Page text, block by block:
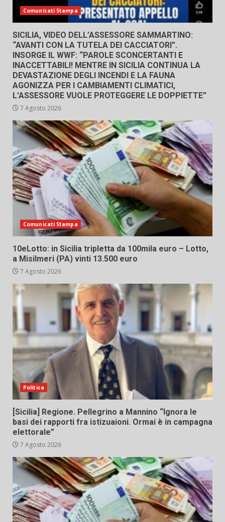
Comunicati Stampa
SICILIA, VIDEO DELL’ASSESSORE SAMMARTINO:
“AVANTI CON LA TUTELA DEI CACCIATORI”.
INSORGE IL WWF: “PAROLE SCONCERTANTI E
INACCETTABILI! MENTRE IN SICILIA CONTINUA LA
DEVASTAZIONE DEGLI INCENDI E LA FAUNA
AGONIZZA PER I CAMBIAMENTI CLIMATICI,
L’ASSESSORE VUOLE PROTEGGERE LE DOPPIETTE”
7 Agosto 2026
Comunicati Stampa
10eLotto: in Sicilia tripletta da 100mila euro – Lotto,
a Misilmeri (PA) vinti 13.500 euro
7 Agosto 2026
Politica
[Sicilia] Regione. Pellegrino a Mannino “Ignora le
basi dei rapporti fra istizuaioni. Ormai è in campagna
elettorale”
7 Agosto 2026